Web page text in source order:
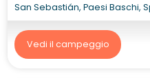
San Sebastián, Paesi Baschi,
Vedi il campeggio